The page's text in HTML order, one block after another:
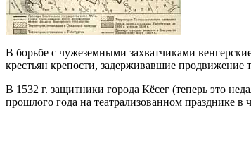
В борьбе с чужеземными захватчиками
крестьян крепости, задерживавшие продвижение
В 1532 г. защитники города Кёсег (теперь это
прошлого года на театрализованном празднике в